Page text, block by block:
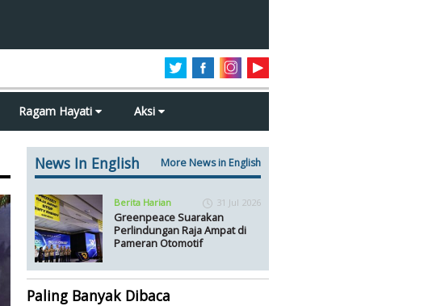
Ragam Hayati Aksi
News In English More News in English
Berita Harian 31 Jul 2026
Greenpeace Suarakan
Perlindungan Raja Ampat di
Pameran Otomotif
Paling Banyak Dibaca